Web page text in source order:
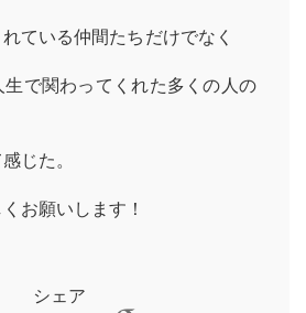
ている仲間たちだけでなく
で関わってくれた多くの人の
じた。
お願いします！
シェア